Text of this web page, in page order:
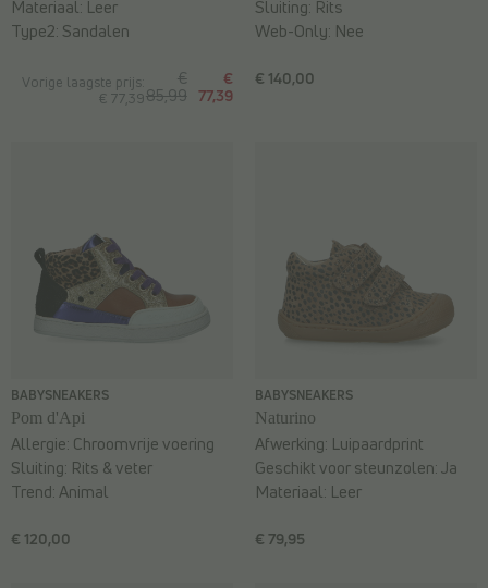
Vorige laagste prijs:
€ 77,39
€
85,99
€
77,39
Materiaal: Leer
Type2: Sandalen
€ 140,00
Sluiting: Rits
Web-Only: Nee
BABYSNEAKERS
Pom d'Api
€ 120,00
Allergie: Chroomvrije voering
Sluiting: Rits & veter
Trend:Animal
BABYSNEAKERS
Naturino
€ 79,95
Afwerking: Luipaardprint
Geschikt voor steunzolen:Ja
Materiaal: Leer